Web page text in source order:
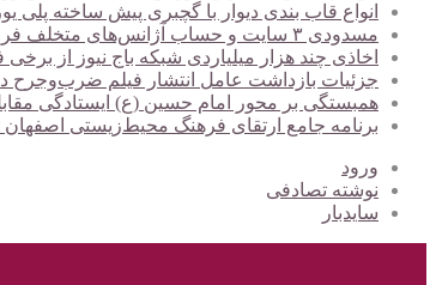
انواع قاب بندی دیوار با گچبری پیش ساخته
مسدودی ۳ سایت و حساب آژانس‌های متخلف فروش بلیت اربعین
اخاذی چند هزار میلیاردی شبکه باج نیوز از برخی
جزئیات بازداشت عامل انتشار فیلم ضرب‌وجرح
همبستگی بر محور امام حسین (ع) ایستادگی
برنامه جامع ارتقای فرهنگ محیط‌زیستی
ورود
نوشته تصادفی
سایدبار